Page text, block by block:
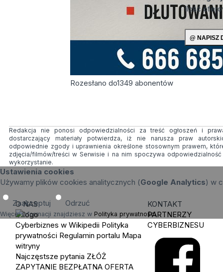
Rozesłano do1349 abonentów
Ilość
Redakcja nie ponosi odpowiedzialności za treść ogłoszeń i
dostarczający materiały potwierdza, iż nie narusza praw
odpowiednie zgody i uprawnienia określone stosownym prawem,
zdjęcia/filmów/treści w Serwisie i na nim spoczywa
wykorzystanie.
Ustawienia cookies
Używamy plików cookies analitycznych (Google Analytics) w
Zaakceptuj Odrzuć
Więcej informacji znajdziesz w Polityka prywatności.
O NAS
Cyberbiznes w Wikipedii Polityka
prywatności Regulamin portalu Mapa
witryny
Najczęstsze pytania ZŁÓŻ
ZAPYTANIE BEZPŁATNA OFERTA
KONTAKT
PARTNERZY
CYBERBIZNESU